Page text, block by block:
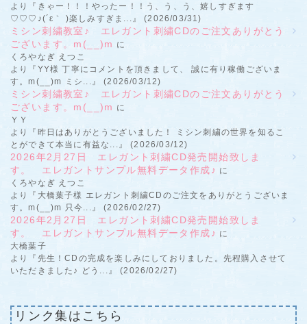
より『きゃー！！！やったー！！う、う、う、嬉しすぎます
♡♡♡♪(´ε｀ )楽しみすぎま...』 (2026/03/31)
ミシン刺繍教室♪ エレガント刺繍CDのご注文ありがとう
ございます。m(__)m に
くろやなぎ えつこ
より『YY様 丁寧にコメントを頂きまして、 誠に有り稼働ございま
す。m(__)m ミシ...』 (2026/03/12)
ミシン刺繍教室♪ エレガント刺繍CDのご注文ありがとう
ございます。m(__)m に
ＹＹ
より『昨日はありがとうございました！ ミシン刺繍の世界を知るこ
とができて本当に有益な...』 (2026/03/12)
2026年2月27日 エレガント刺繍CD発売開始致しま
す。 エレガントサンプル無料データ作成♪ に
くろやなぎ えつこ
より『大橋葉子様 エレガント刺繍CDのご注文をありがとうございま
す。m(__)m 只今...』 (2026/02/27)
2026年2月27日 エレガント刺繍CD発売開始致しま
す。 エレガントサンプル無料データ作成♪ に
大橋葉子
より『先生！CDの完成を楽しみにしておりました。先程購入させて
いただきました♪ どう...』 (2026/02/27)
リンク集はこちら